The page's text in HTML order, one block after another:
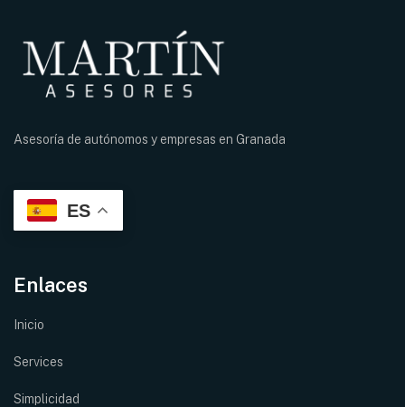
Asesoría de autónomos y empresas en Granada
ES
Enlaces
Inicio
Services
Simplicidad